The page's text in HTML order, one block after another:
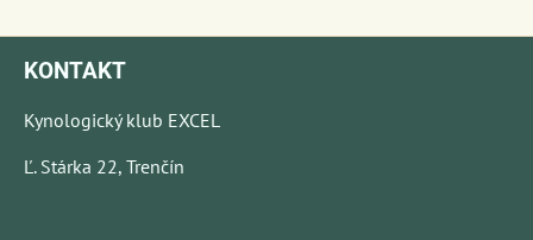
KONTAKT
Kynologický klub EXCEL
Ľ. Stárka 22, Trenčín